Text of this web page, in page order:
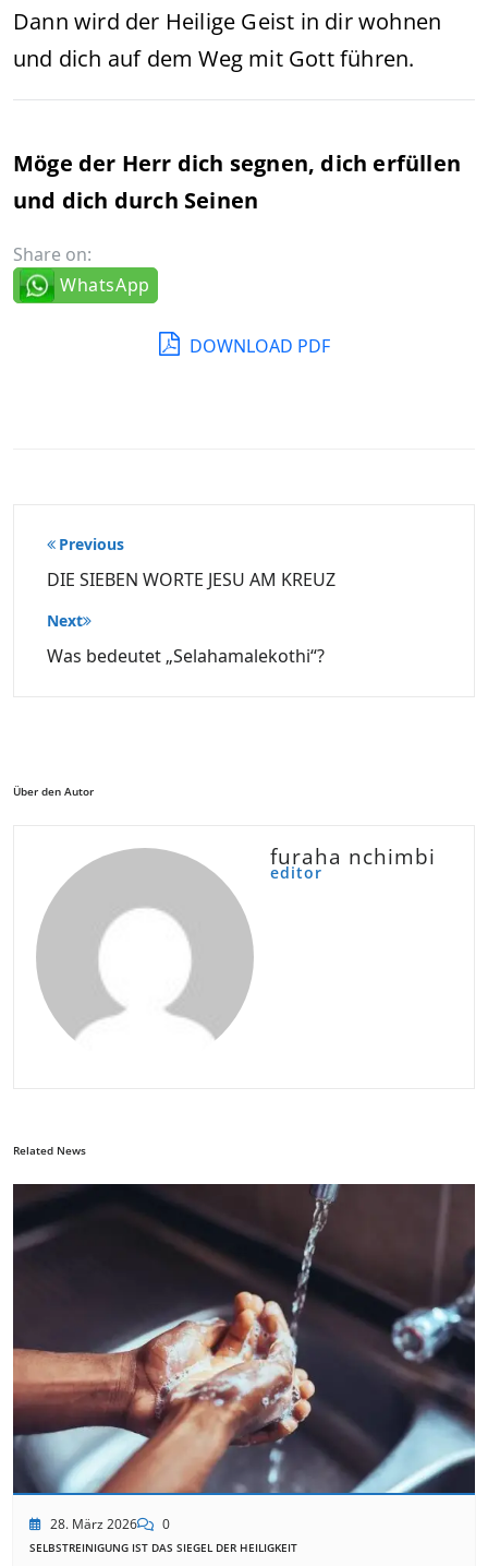
Dann wird der Heilige Geist in dir wohnen
und dich auf dem Weg mit Gott führen.
Möge der Herr dich segnen, dich erfüllen
und dich durch Seinen
Share on:
WhatsApp
DOWNLOAD PDF
Beitragsnavigation
Previous
DIE SIEBEN WORTE JESU AM KREUZ
Next
Was bedeutet „Selahamalekothi“?
Über den Autor
furaha nchimbi
editor
Related News
28. März 2026 0
SELBSTREINIGUNG IST DAS SIEGEL DER HEILIGKEIT